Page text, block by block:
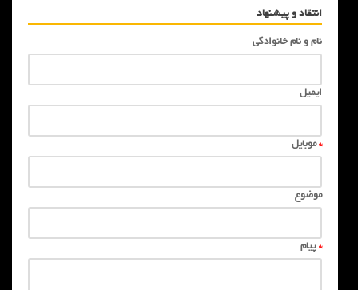
انتقاد و پیشنهاد
نام و نام خانوادگی
ایمیل
*موبایل
موضوع
* پیام